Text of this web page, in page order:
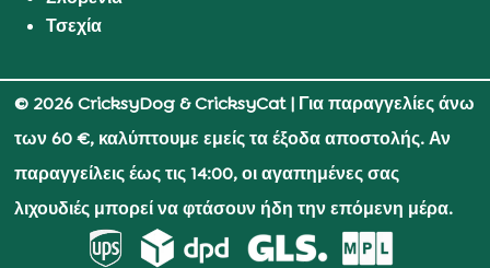
Τσεχία
© 2026 CricksyDog & CricksyCat| Για παραγγελίες άνω
των 60 €, καλύπτουμε εμείς τα έξοδα αποστολής. Αν
παραγγείλεις έως τις 14:00, οι αγαπημένες σας
λιχουδιές μπορεί να φτάσουν ήδη την επόμενη μέρα.